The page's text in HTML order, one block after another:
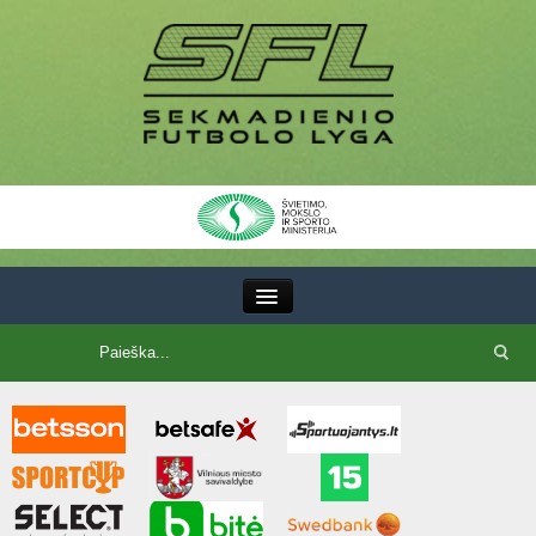
SFL taurė
7x7 CUP